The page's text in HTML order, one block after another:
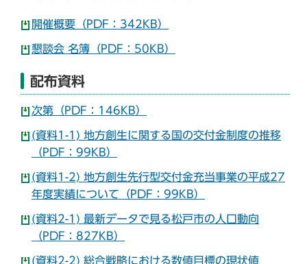
開催概要（PDF：342KB）
懇談会 名簿（PDF：50KB）
配布資料
次第（PDF：146KB）
(資料1-1) 地方創生に関する国の交付金制度の推移
（PDF：99KB）
(資料1-2) 地方創生先行型交付金充当事業の平成27
年度実績について（PDF：99KB）
(資料2-1) 最新データで見る松戸市の人口動向
（PDF：827KB）
(資料2-2) 総合戦略における数値目標の現状値